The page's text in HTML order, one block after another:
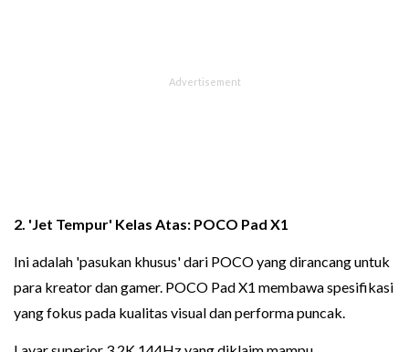
2. 'Jet Tempur' Kelas Atas: POCO Pad X1
Ini adalah 'pasukan khusus' dari POCO yang dirancang untuk
para kreator dan gamer. POCO Pad X1 membawa spesifikasi
yang fokus pada kualitas visual dan performa puncak.